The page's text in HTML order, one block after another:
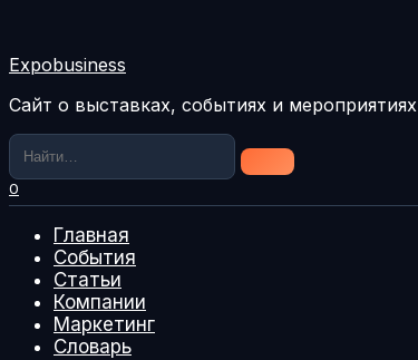
содержанию
Expobusiness
Сайт о выставках, событиях и мероприятиях
Search
for:
0
Главная
События
Статьи
Компании
Маркетинг
Словарь